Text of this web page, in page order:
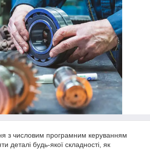
з числовим програмним керуванням
деталі будь-якої складності, як